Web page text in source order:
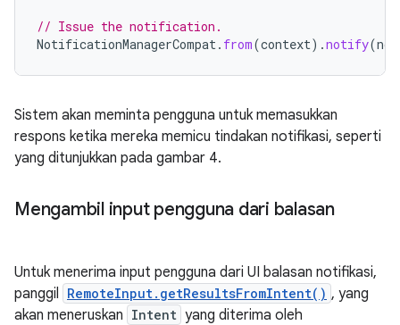
// Issue the notification.
NotificationManagerCompat . from(context).notify(
Sistem akan meminta pengguna untuk memasukkan
respons ketika mereka memicu tindakan notifikasi, seperti
yang ditunjukkan pada gambar 4.
Mengambil input pengguna dari balasan
Untuk menerima input pengguna dari UI balasan notifikasi,
panggil
RemoteInput.getResultsFromIntent() , yang
akan meneruskan Intent yang diterima oleh